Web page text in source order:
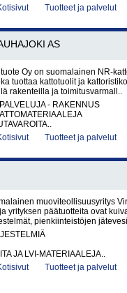
Tuotteet ja palvelut
AS
Oy on suomalainen NR-
tuottaa kattotuolit ja
rakenteilla ja toimitusvarmall..
- RAKENNUS
Tuotteet ja palvelut
muoviteollisuusyritys
yrityksen päätuotteita ovat
pienkiinteistöjen
JA LVI-MATERIAALEJA..
Tuotteet ja palvelut